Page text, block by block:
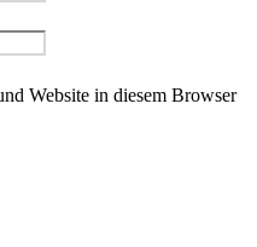
Website in diesem Browser